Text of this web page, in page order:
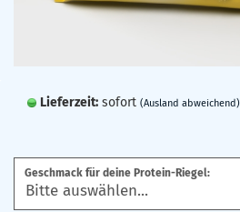
Lieferzeit: sofort (Ausland abweichend)
Geschmack für deine Protein-Riegel: